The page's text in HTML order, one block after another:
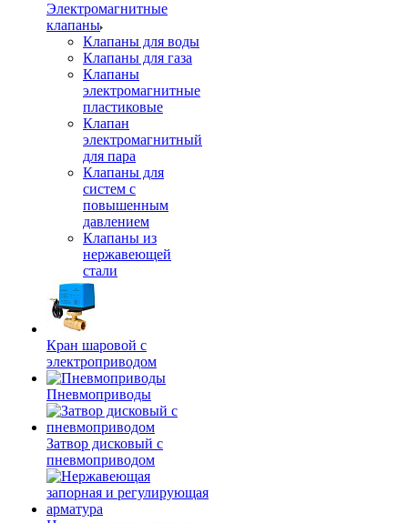
Электромагнитные
клапаны
Клапаны для воды
Клапаны для газа
Клапаны
электромагнитные
пластиковые
Клапан
электромагнитный
для пара
Клапаны для
систем с
повышенным
давлением
Клапаны из
нержавеющей
стали
Кран шаровой с
электроприводом
Пневмоприводы
Затвор дисковый с
пневмоприводом